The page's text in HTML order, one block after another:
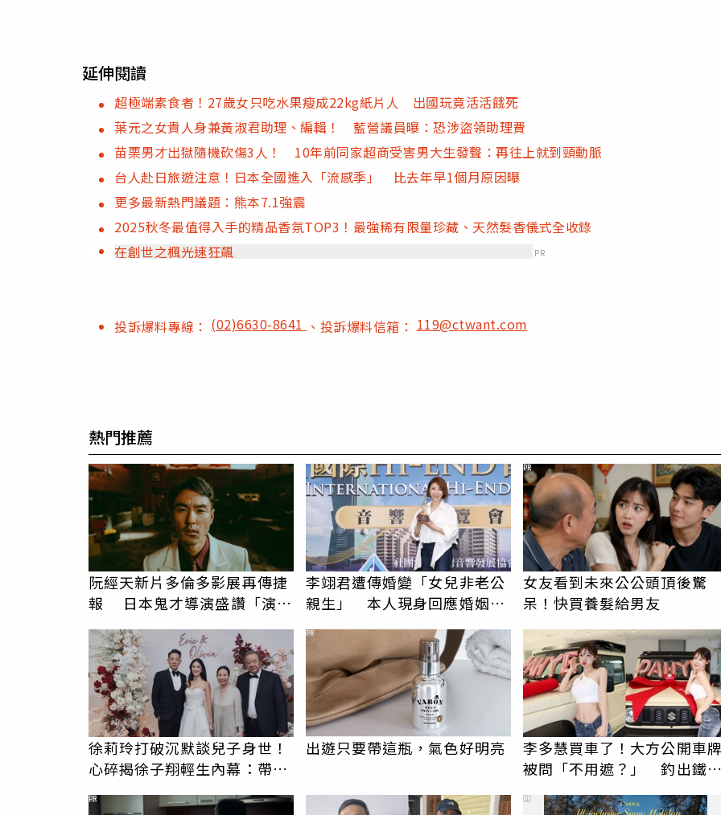
延伸閱讀
超極端素食者！27歲女只吃水果瘦成22kg紙片人 出國玩竟活活餓死
葉元之女貴人身兼黃淑君助理、編輯！ 藍營議員曝：恐涉盜領助理費
苗栗男才出獄隨機砍傷3人！ 10年前同家超商受害男大生發聲：再往上就到頸動脈
台人赴日旅遊注意！日本全國進入「流感季」 比去年早1個月原因曝
更多最新熱門議題：熊本7.1強震
2025秋冬最值得入手的精品香氛TOP3！最強稀有限量珍藏、天然髮香儀式全收錄
在創世之楓光速狂飆
PR
投訴爆料專線： (02)6630-8641 、投訴爆料信箱：119@ctwant.com
熱門推薦
阮經天新片多倫多影展再傳捷
報 日本鬼才導演盛讚「演技
李翊君遭傳婚變「女兒非老公
親生」 本人現身回應婚姻現
女友看到未來公公頭頂後驚
呆！快買養髮給男友
PR
徐莉玲打破沉默談兒子身世！
心碎揭徐子翔輕生內幕：帶給
我巨大哀傷
出遊只要帶這瓶，氣色好明亮
PR
李多慧買車了！大方公開車
被問「不用遮？」 釣出鐵
解答全網笑翻
PR PR